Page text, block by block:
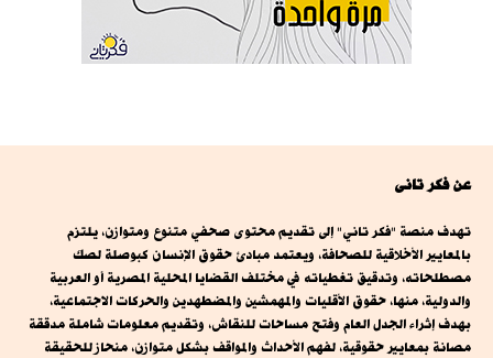
عن فكر تانى
تهدف منصة "فكر تاني" إلى تقديم محتوى صحفي متنوع ومتوازن، يلتزم
بالمعايير الأخلاقية للصحافة، ويعتمد مبادئ حقوق الإنسان كبوصلة لصك
مصطلحاته، وتدقيق تغطياته في مختلف القضايا المحلية المصرية أو العربية
والدولية، منها، حقوق الأقليات والمهمشين والمضطهدين والحركات الاجتماعية،
بهدف إثراء الجدل العام وفتح مساحات للنقاش، وتقديم معلومات شاملة مدققة
مصانة بمعايير حقوقية، لفهم الأحداث والمواقف بشكل متوازن، منحاز للحقيقة